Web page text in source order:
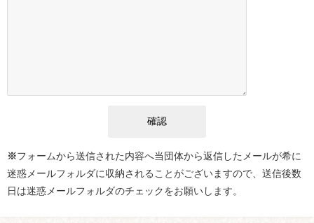
※フォームから送信された内容へ当団体から返信したメールが希に
迷惑メールフォルダに収納されることがございますので、送信後数
日は迷惑メールフォルダのチェックをお願いします。